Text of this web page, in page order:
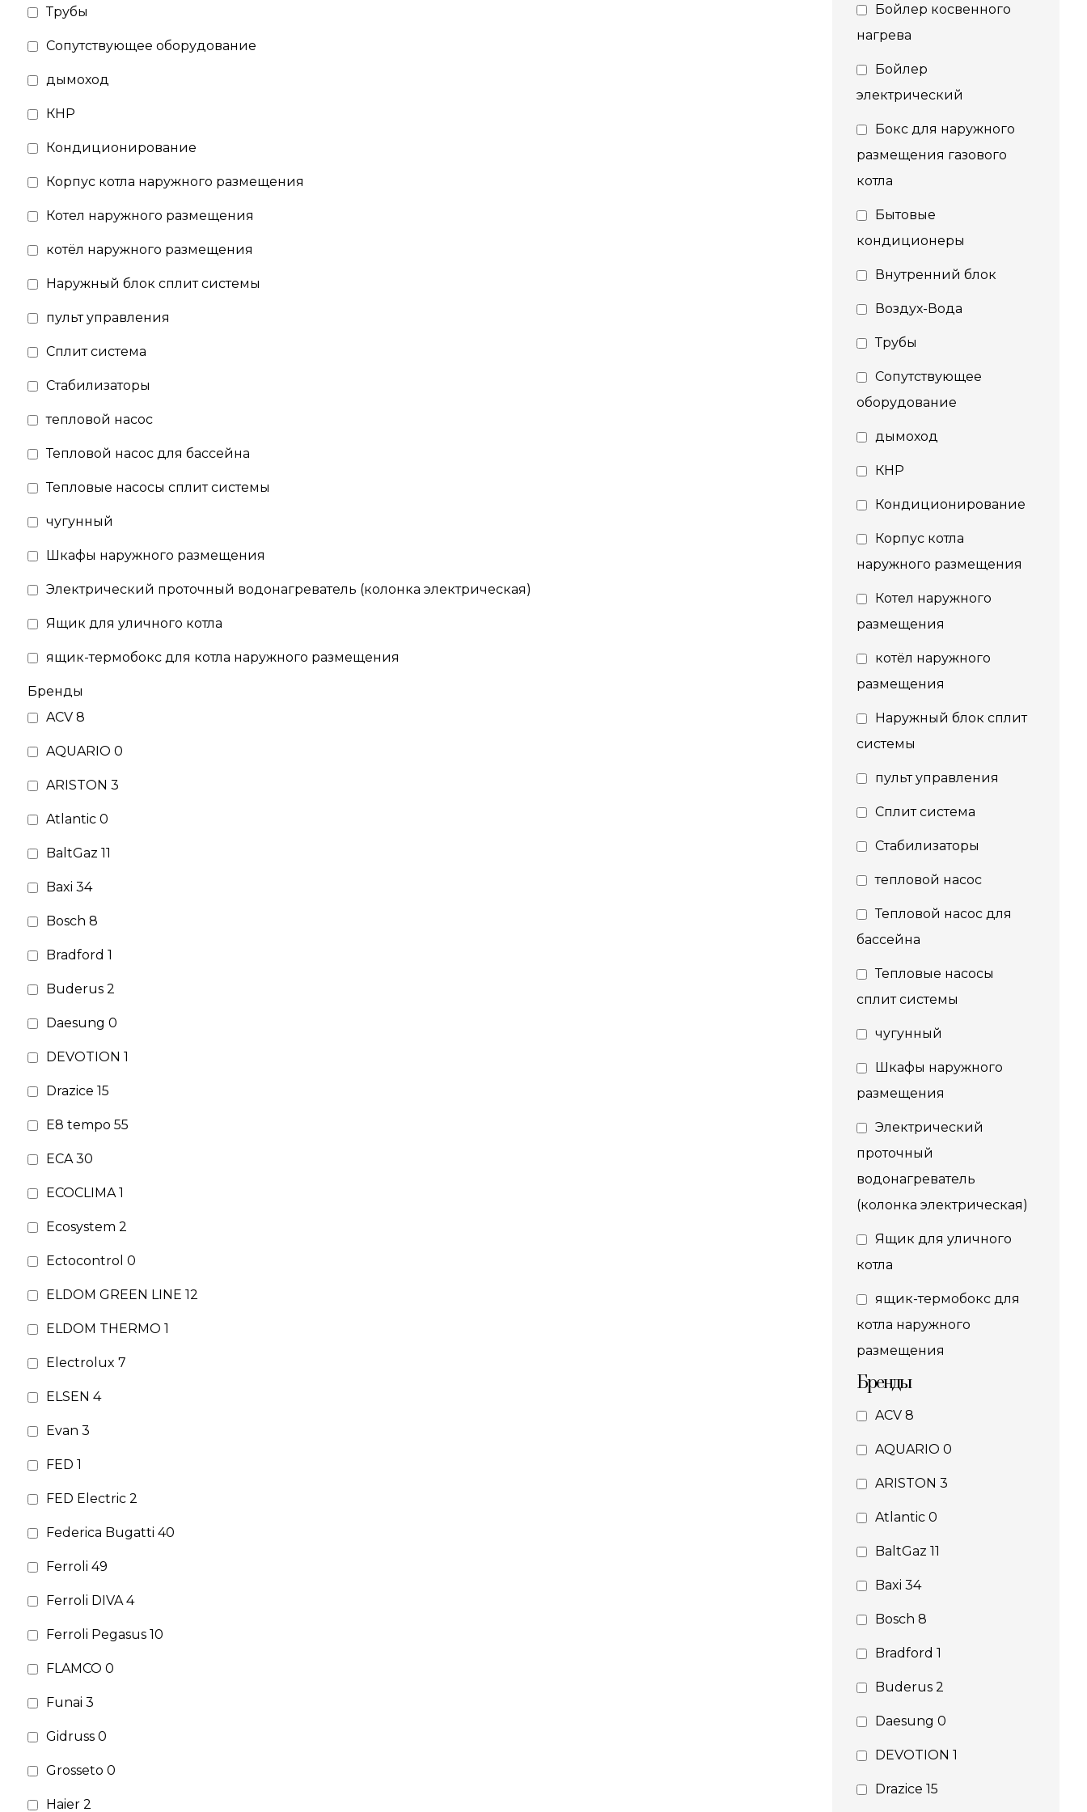
Трубы
Сопутствующее оборудование
дымоход
КНР
Кондиционирование
Корпус котла наружного размещения
Котел наружного размещения
котёл наружного размещения
Наружный блок сплит системы
пульт управления
Сплит система
Стабилизаторы
тепловой насос
Тепловой насос для бассейна
Тепловые насосы сплит системы
чугунный
Шкафы наружного размещения
Электрический проточный водонагреватель (колонка электрическая)
Ящик для уличного котла
ящик-термобокс для котла наружного размещения
Бренды
ACV 8
AQUARIO 0
ARISTON 3
Atlantic 0
BaltGaz 11
Baxi 34
Bosch 8
Bradford 1
Buderus 2
Daesung 0
DEVOTION 1
Drazice 15
E8 tempo 55
ECA30
ECOCLIMA1
Ecosystem 2
Ectocontrol 0
ELDOM GREEN LINE 12
ELDOM THERMO 1
Electrolux 7
ELSEN 4
Evan 3
FED 1
FED Electric 2
Federica Bugatti 40
Ferroli 49
Ferroli DIVA4
Ferroli Pegasus 10
FLAMCO 0
Funai 3
Gidruss 0
Grosseto 0
Haier 2
Бойлер косвенного
нагрева
Бойлер
электрический
Бокс для наружного
размещения газового
котла
Бытовые
кондиционеры
Внутренний блок
Воздух-Вода
Трубы
Сопутствующее
оборудование
дымоход
КНР
Кондиционирование
Корпус котла
наружного размещения
Котел наружного
размещения
котёл наружного
размещения
Наружный блок сплит
системы
пульт управления
Сплит система
Стабилизаторы
тепловой насос
Тепловой насос для
бассейна
Тепловые насосы
сплит системы
чугунный
Шкафы наружного
размещения
Электрический
проточный
водонагреватель
(колонка электрическая)
Ящик для уличного
котла
ящик-термобокс для
котла наружного
размещения
Бренды
ACV8
AQUARIO0
ARISTON3
Atlantic0
BaltGaz11
Baxi34
Bosch8
Bradford1
Buderus2
Daesung0
DEVOTION1
Drazice15